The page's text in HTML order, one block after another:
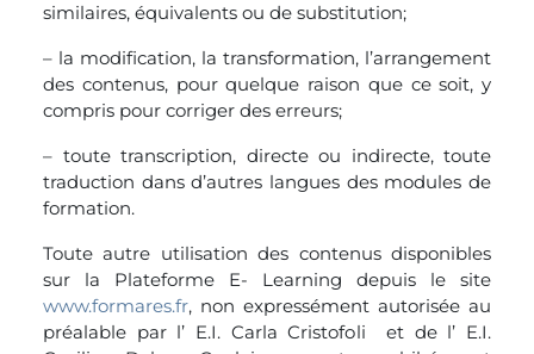
similaires, équivalents ou de substitution;
– la modification, la transformation, l’arrangement
des contenus, pour quelque raison que ce soit, y
compris pour corriger des erreurs;
– toute transcription, directe ou indirecte, toute
traduction dans d’autres langues des modules de
formation.
Toute autre utilisation des contenus disponibles
sur la Plateforme E- Learning depuis le site
www.formares.fr, non expressément autorisée au
préalable par l’ E.I. Carla Cristofoli et de l’ E.I.